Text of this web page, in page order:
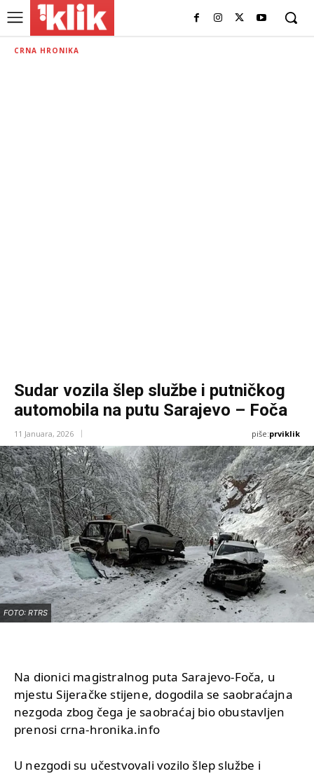
CRNA HRONIKA
Sudar vozila šlep službe i putničkog
automobila na putu Sarajevo – Foča
11 Januara, 2026 piše:prviklik
FOTO: RTRS
Na dionici magistralnog puta Sarajevo-Foča, u
mjestu Sijeračke stijene, dogodila se saobraćajna
nezgoda zbog čega je saobraćaj bio obustavljen
prenosi crna-hronika.info
U nezgodi su učestvovali vozilo šlep službe i